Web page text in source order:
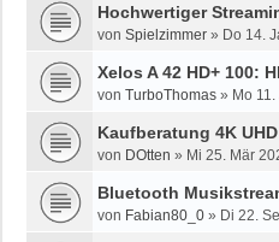
Hochwertiger
von Spielzimmer » Do 14.
Xelos A 42 HD+ 100:
von TurboThomas » Mo
Kaufberatung 4K
von DOtten » Mi 25. Mär
Bluetooth
von Fabian80_0 » Di 22.